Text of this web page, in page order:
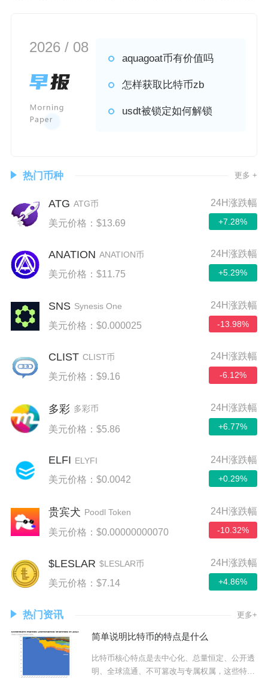
2026 / 08
aquagoat币有价值吗
怎样获取比特币zb
usdt被锁定如何解锁
热门币种 更多 +
ATG ATG币
美元价格：$13.69
24H涨跌幅
+7.28%
ANATION ANATION币
美元价格：$11.75
24H涨跌幅
+5.29%
SNS Synesis One
美元价格：$0.000025
24H涨跌幅
-13.98%
CLIST CLIST币
美元价格：$9.16
24H涨跌幅
-6.12%
多彩 多彩币
美元价格：$5.86
24H涨跌幅
+6.77%
ELFI ELYFI
美元价格：$0.0042
24H涨跌幅
+0.29%
贵宾犬 Poodl Token
美元价格：$0.00000000070
24H涨跌幅
-10.32%
$LESLAR $LESLAR币
美元价格：$7.14
24H涨跌幅
+4.86%
热门资讯 更多+
简单说明比特币的特点是什么
比特币核心特点是去中心化、总量恒定、公开透
明、全球流通、不可篡改与专属权属，这些特性